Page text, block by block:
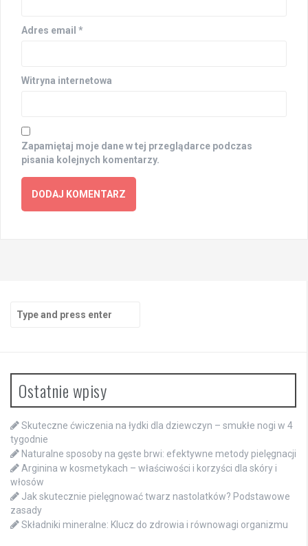
Adres email *
Witryna internetowa
Zapamiętaj moje dane w tej przeglądarce podczas
pisania kolejnych komentarzy.
Search
for:
Ostatnie wpisy
Skuteczne ćwiczenia na łydki dla dziewczyn – smukłe nogi w 4
tygodnie
Naturalne sposoby na gęste brwi: efektywne metody pielęgnacji
Arginina w kosmetykach – właściwości i korzyści dla skóry i
włosów
Jak skutecznie pielęgnować twarz nastolatków? Podstawowe
zasady
Składniki mineralne: Klucz do zdrowia i równowagi organizmu